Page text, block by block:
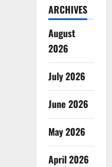
ARCHIVES
August
2026
July 2026
June 2026
May 2026
April 2026